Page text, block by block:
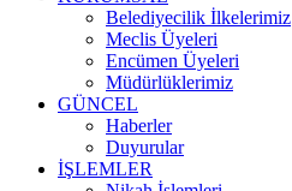
Belediyecilik İlkelerimiz
Meclis Üyeleri
Encümen Üyeleri
Müdürlüklerimiz
GÜNCEL
Haberler
Duyurular
İŞLEMLER